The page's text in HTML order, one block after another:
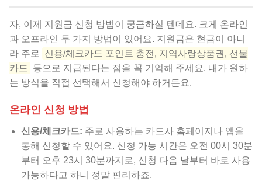
자, 이제 지원금 신청 방법이 궁금하실 텐데요. 크게 온라인
과 오프라인 두 가지 방법이 있어요. 지원금은 현금이 아니
라 주로
신용/체크카드 포인트 충전, 지역사랑상품권, 선불
카드
등으로 지급된다는 점을 꼭 기억해 주세요. 내가 원하
는 방식을 직접 선택해서 신청해야 하거든요.
온라인 신청 방법
신용/체크카드: 주로 사용하는 카드사 홈페이지나 앱을
통해 신청할 수 있어요. 신청 가능 시간은 오전 00시 30분
부터 오후 23시 30분까지로, 신청 다음 날부터 바로 사용
가능하다고 하니 정말 편리하죠.